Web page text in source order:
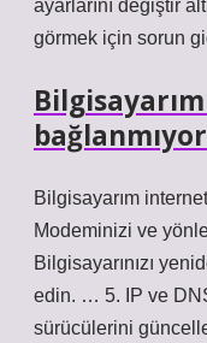
ayarlarını değiştir
görmek için sorun
Bilgisayarım
Modeminizi ve
Bilgisayarınızı
edin. … 5. IP ve
sürücülerini